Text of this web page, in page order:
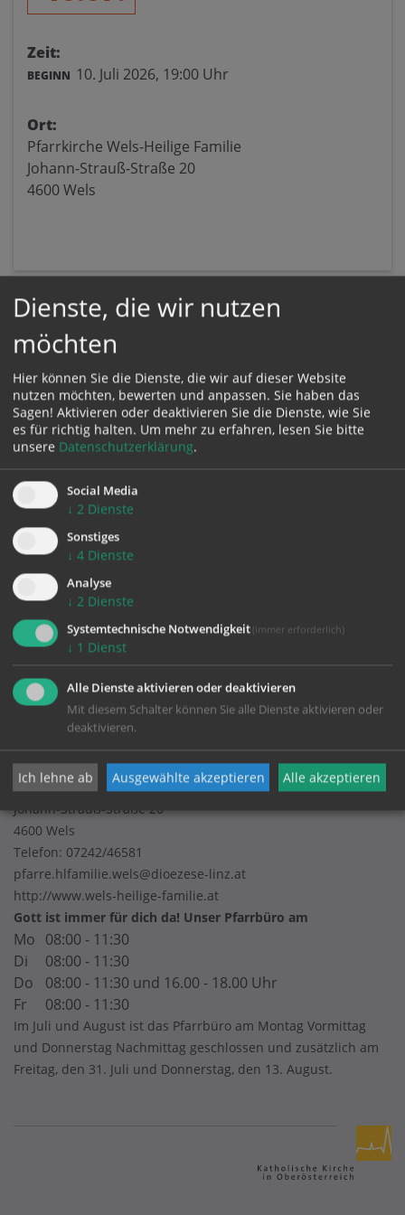
Zeit:
BEGINN 10. Juli 2026, 19:00 Uhr
Ort:
Pfarrkirche Wels-Heilige Familie
Johann-Strauß-Straße 20
4600 Wels
zurück
Impressum
Johann-Strauß-Straße 20
4600 Wels
Telefon: 07242/46581
pfarre.hlfamilie.wels@dioezese-linz.at
http://www.wels-heilige-familie.at
Gott ist immer für dich da! Unser Pfarrbüro am
Mo 08:00 - 11:30
Di
08:00 - 11:30
Do
08:00 - 11:30 und 16.00 - 18.00 Uhr
Fr
08:00 - 11:30
Im Juli und August ist das Pfarrbüro am Montag Vormittag
und Donnerstag Nachmittag geschlossen und zusätzlich am
Freitag, den 31. Juli und Donnerstag, den 13. August.
Dienste, die wir nutzen
möchten
Hier können Sie die Dienste, die wir auf dieser Website
nutzen möchten, bewerten und anpassen. Sie haben das
Sagen! Aktivieren oder deaktivieren Sie die Dienste, wie Sie
es für richtig halten. Um mehr zu erfahren, lesen Sie bitte
unsere Datenschutzerklärung.
Social Media
↓ 2 Dienste
Sonstiges
↓ 4 Dienste
Analyse
↓ 2 Dienste
Systemtechnische Notwendigkeit (immer erforderlich)
↓ 1 Dienst
Alle Dienste aktivieren oder deaktivieren
Mit diesem Schalter können Sie alle Dienste aktivieren oder
deaktivieren.
Ich lehne ab Ausgewählte akzeptieren Alle akzeptieren